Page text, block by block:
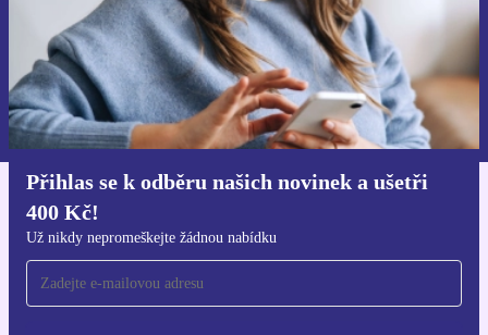
Přihlas se k odběru našich novinek a ušetři
400 Kč!
Už nikdy nepromeškejte žádnou nabídku
Chci voucher
Informace o použití osobních údajů najdeš v našich
Zásadách ochrany osobních údajů.
Pro iOS a Android